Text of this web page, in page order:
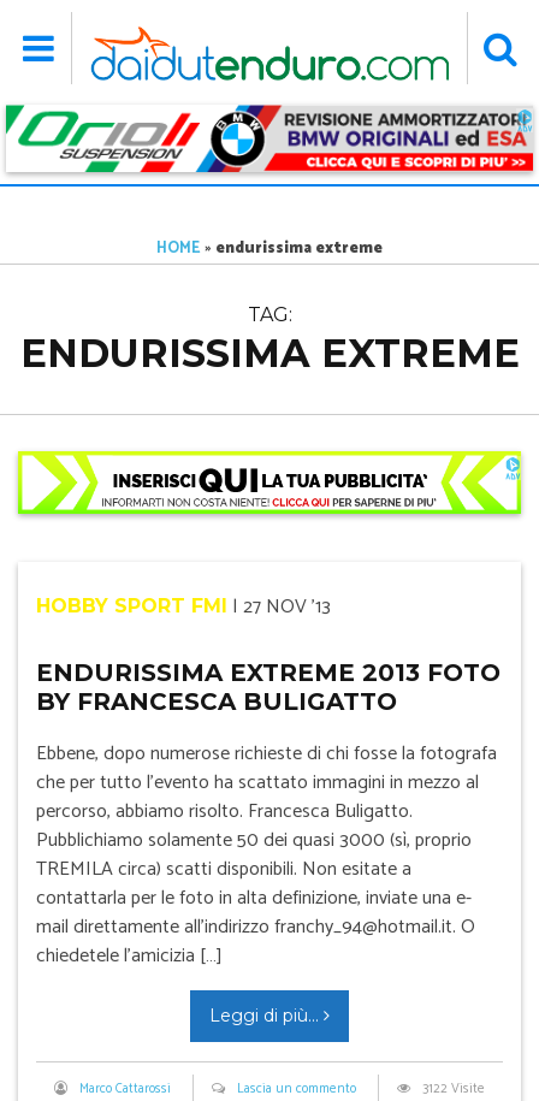
HOME» endurissima extreme
TAG:
ENDURISSIMA EXTREME
HOBBY SPORT FMI | 27 NOV '13
ENDURISSIMA EXTREME 2013 FOTO
BY FRANCESCA BULIGATTO
Ebbene, dopo numerose richieste di chi fosse la fotografa
che per tutto l’evento ha scattato immagini in mezzo al
percorso, abbiamo risolto. Francesca Buligatto.
Pubblichiamo solamente 50 dei quasi 3000 (sì, proprio
TREMILA circa) scatti disponibili. Non esitate a
contattarla per le foto in alta definizione, inviate una e-
mail direttamente all’indirizzo franchy_94@hotmail.it. O
chiedetele l’amicizia […]
Leggi di più...
Marco Cattarossi Lascia un commento 3122 Visite